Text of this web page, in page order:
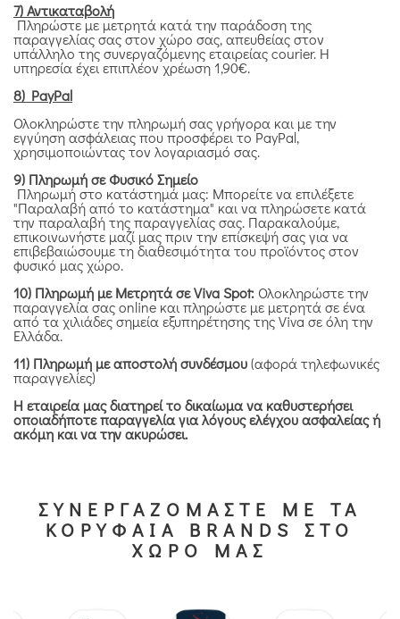
7) Αντικαταβολή
Πληρώστε με μετρητά κατά την παράδοση της
παραγγελίας σας στον χώρο σας, απευθείας στον
υπάλληλο της συνεργαζόμενης εταιρείας courier. Η
υπηρεσία έχει επιπλέον χρέωση 1,90€.
8) PayPal
Ολοκληρώστε την πληρωμή σας γρήγορα και με την
εγγύηση ασφάλειας που προσφέρει το PayPal,
χρησιμοποιώντας τον λογαριασμό σας.
9) Πληρωμή σε Φυσικό Σημείο
Πληρωμή στο κατάστημά μας: Μπορείτε να επιλέξετε
"Παραλαβή από το κατάστημα" και να πληρώσετε κατά
την παραλαβή της παραγγελίας σας. Παρακαλούμε,
επικοινωνήστε μαζί μας πριν την επίσκεψή σας για να
επιβεβαιώσουμε τη διαθεσιμότητα του προϊόντος στον
φυσικό μας χώρο.
10) Πληρωμή με Μετρητά σε Viva Spot: Ολοκληρώστε την
παραγγελία σας online και πληρώστε με μετρητά σε ένα
από τα χιλιάδες σημεία εξυπηρέτησης της Viva σε όλη την
Ελλάδα.
11) Πληρωμή με αποστολή συνδέσμου(αφορά τηλεφωνικές
παραγγελίες)
Η εταιρεία μας διατηρεί το δικαίωμα να καθυστερήσει
οποιαδήποτε παραγγελία για λόγους ελέγχου ασφαλείας ή
ακόμη και να την ακυρώσει.
ΣΥΝΕΡΓΑΖΟΜΑΣΤΕ ΜΕ ΤΑ
ΚΟΡΥΦΑΙΑ BRANDS ΣΤΟ
ΧΩΡΟ ΜΑΣ